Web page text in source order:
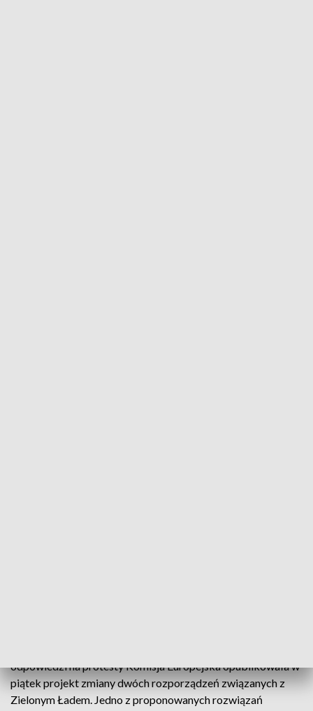
odpowiedzi na protesty Komisja Europejska opublikowała w
piątek projekt zmiany dwóch rozporządzeń związanych z
Zielonym Ładem. Jedno z proponowanych rozwiązań